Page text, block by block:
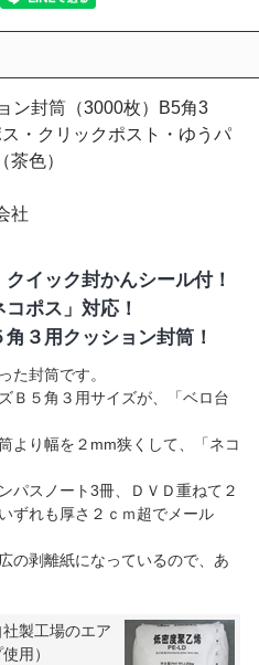
ック封かんシール付のクッショ
,茶色】
枚重ねるとネコポス、らくらく
うメルカリ便では送ることが出
ご利用頂けます。
ポス用クッション封筒』
アキャップクッション封筒
表はコチラから
です！
注から完成まではコチラ
はコチラから。必ずクリッ
ン封筒（3000枚）B5角3
・クリックポスト・ゆうパ
色）
社
イック封かんシール付！
ポス」対応！
３用クッション封筒！
た封筒です。
Ｂ５角３用サイズが、「ベロ台
より幅を２mm狭くして、「ネコ
パスノート3冊、ＤＶＤ重ねて２
ずれも厚さ２ｃｍ超でメール
の剥離紙になっているので、あ
製工場のエア
用）